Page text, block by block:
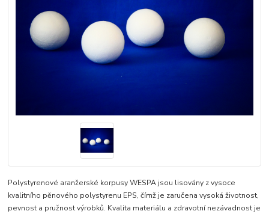
Polystyrenové aranžerské korpusy WESPA jsou lisovány z vysoce
kvalitního pěnového polystyrenu EPS, čímž je zaručena vysoká životnost,
pevnost a pružnost výrobků. Kvalita materiálu a zdravotní nezávadnost je